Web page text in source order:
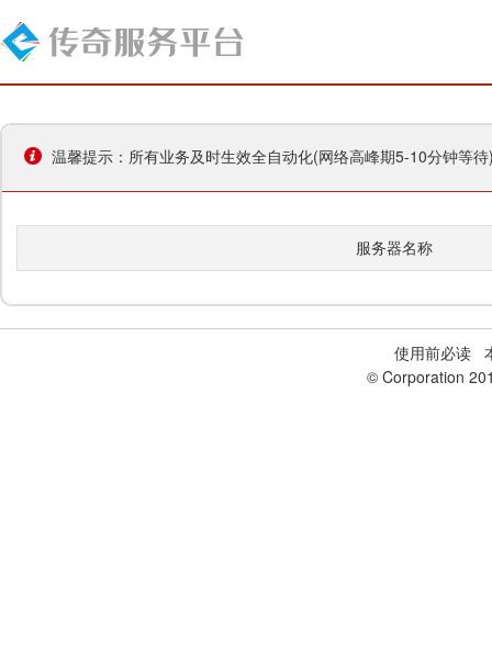
温馨提示：所有业务及时生效全自动化(网络高峰期5-10分钟等
服务器名称
使用前必读
© Corporation